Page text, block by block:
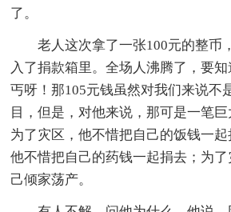
了。
老人这次拿了一张100元的整币
入了捐款箱里。全场人沸腾了，要
丐呀！那105元钱虽然对我们来说不
目，但是，对他来说，那可是一笔巨
为了灾区，他不惜把自己的饭钱一起
他不惜把自己的药钱一起捐去；为
己倾家荡产。